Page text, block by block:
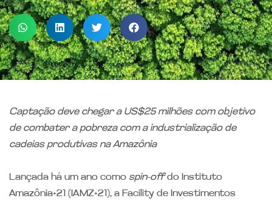
Captação deve chegar a US$25 milhões com objetivo
de combater a pobreza com a industrialização de
cadeias produtivas na Amazônia
Lançada há um ano como spin-offdo Instituto
Amazônia+21 (IAMZ+21), a Facility de Investimentos